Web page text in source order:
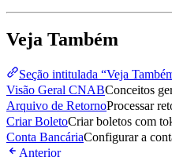
Veja Também
Seção intitulada “Veja
Visão Geral CNABConceitos
Arquivo de RetornoProcessar
Criar BoletoCriar boletos com
Conta BancáriaConfigurar a
Anterior